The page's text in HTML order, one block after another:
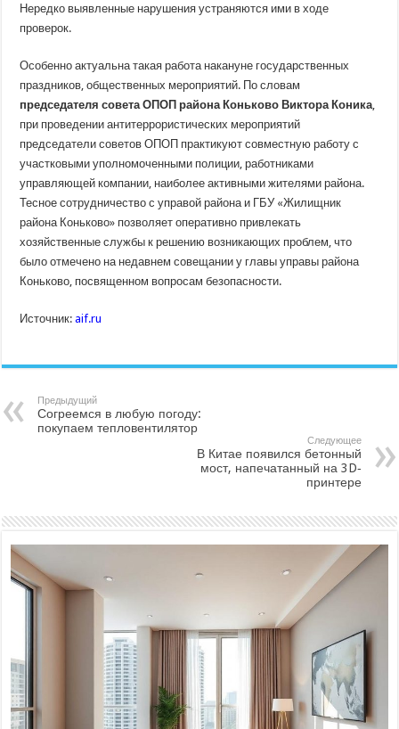
Нередко выявленные нарушения устраняются ими в ходе
проверок.
Особенно актуальна такая работа накануне государственных
праздников, общественных мероприятий. По словам
председателя совета ОПОП района Коньково Виктора Коника,
при проведении антитеррористических мероприятий
председатели советов ОПОП практикуют совместную работу с
участковыми уполномоченными полиции, работниками
управляющей компании, наиболее активными жителями района.
Тесное сотрудничество с управой района и ГБУ «Жилищник
района Коньково» позволяет оперативно привлекать
хозяйственные службы к решению возникающих проблем, что
было отмечено на недавнем совещании у главы управы района
Коньково, посвященном вопросам безопасности.
Источник:aif.ru
Предыдущий
Согреемся в любую погоду:
покупаем тепловентилятор
Следующее
В Китае появился бетонный
мост, напечатанный на 3D‐
принтере